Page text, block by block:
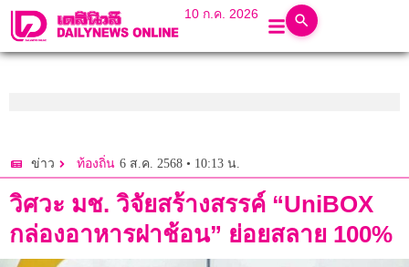
10 ก.ค. 2026
ข่าว ท้องถิ่น 6 ส.ค. 2568 • 10:13 น.
วิศวะ มช. วิจัยสร้างสรรค์ “UniBOX
กล่องอาหารฝาช้อน” ย่อยสลาย 100%